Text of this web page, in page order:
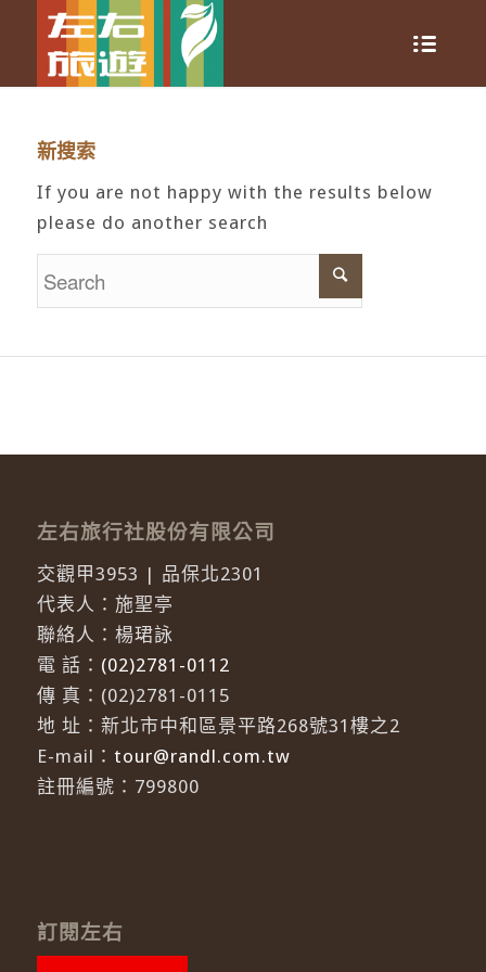
新搜索
If you are not happy with the results below
please do another search
左右旅行社股份有限公司
交觀甲3953 | 品保北2301
代表人：施聖亭
聯絡人：楊珺詠
電 話： (02)2781-0112
傳 真：(02)2781-0115
地 址：新北市中和區景平路268號31樓之2
E-mail： tour@randl.com.tw
註冊編號：799800
訂閱左右